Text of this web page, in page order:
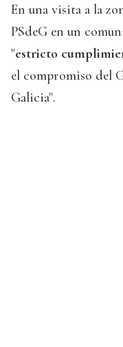
En una visita a la
PSdeG en un
"estricto
el compromiso del
Galicia".